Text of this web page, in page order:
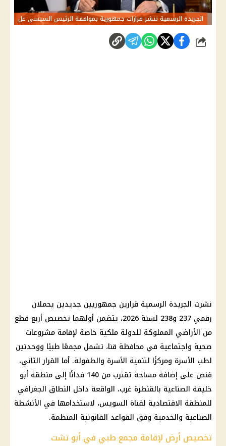
الجريدة الرسمية تنشر قرارات جمهورية بموافقة الرئيس السيسي عل
شارك
نشرت الجريدة الرسمية قرارين جمهوريين جديدين يحملان
رقمي 237 و238 لسنة 2026، يتضمن أولهما تخصيص أربع قطع
من الأراضي المملوكة للدولة ملكية خاصة لإقامة مشروعات
صحية واجتماعية في محافظة قنا، تشمل مجمعًا طبيًا ووحدتين
لطب الأسرة ومركزًا لتنمية الأسرة والطفولة. أما القرار الثاني،
فنص على إضافة مساحة تقترب من 140 فدانًا إلى منطقة أبو
خليفة الصناعية بالقنطرة غرب، الواقعة داخل النطاق الجغرافي
للمنطقة الاقتصادية لقناة السويس، لاستخدامها في الأنشطة
الصناعية والخدمية وفق القواعد القانونية المنظمة.
تخصيص أرض لإقامة مجمع طبي في أبو تشت